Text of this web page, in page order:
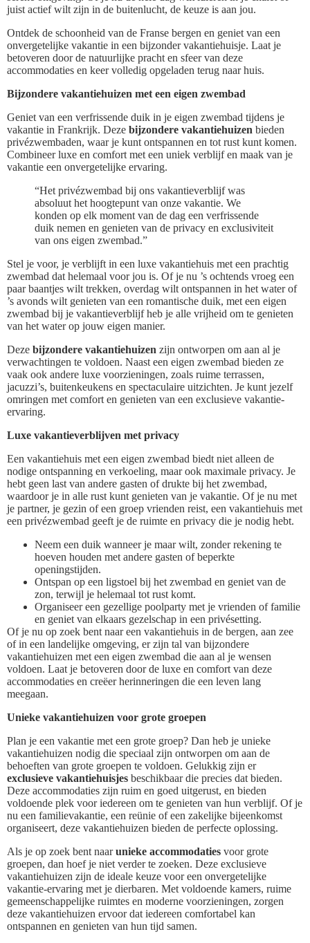
juist actief wilt zijn in de buitenlucht, de keuze is aan jou.
Ontdek de schoonheid van de Franse bergen en geniet van een
onvergetelijke vakantie in een bijzonder vakantiehuisje. Laat je
betoveren door de natuurlijke pracht en sfeer van deze
accommodaties en keer volledig opgeladen terug naar huis.
Bijzondere vakantiehuizen met een eigen zwembad
Geniet van een verfrissende duik in je eigen zwembad tijdens je
vakantie in Frankrijk. Deze bijzondere vakantiehuizen bieden
privézwembaden, waar je kunt ontspannen en tot rust kunt komen.
Combineer luxe en comfort met een uniek verblijf en maak van je
vakantie een onvergetelijke ervaring.
“Het privézwembad bij ons vakantieverblijf was
absoluut het hoogtepunt van onze vakantie. We
konden op elk moment van de dag een verfrissende
duik nemen en genieten van de privacy en exclusiviteit
van ons eigen zwembad.”
Stel je voor, je verblijft in een luxe vakantiehuis met een prachtig
zwembad dat helemaal voor jou is. Of je nu ’s ochtends vroeg een
paar baantjes wilt trekken, overdag wilt ontspannen in het water of
’s avonds wilt genieten van een romantische duik, met een eigen
zwembad bij je vakantieverblijf heb je alle vrijheid om te genieten
van het water op jouw eigen manier.
Deze bijzondere vakantiehuizen zijn ontworpen om aan al je
verwachtingen te voldoen. Naast een eigen zwembad bieden ze
vaak ook andere luxe voorzieningen, zoals ruime terrassen,
jacuzzi’s, buitenkeukens en spectaculaire uitzichten. Je kunt jezelf
omringen met comfort en genieten van een exclusieve vakantie-
ervaring.
Luxe vakantieverblijven met privacy
Een vakantiehuis met een eigen zwembad biedt niet alleen de
nodige ontspanning en verkoeling, maar ook maximale privacy. Je
hebt geen last van andere gasten of drukte bij het zwembad,
waardoor je in alle rust kunt genieten van je vakantie. Of je nu met
je partner, je gezin of een groep vrienden reist, een vakantiehuis met
een privézwembad geeft je de ruimte en privacy die je nodig hebt.
Neem een duik wanneer je maar wilt, zonder rekening te
hoeven houden met andere gasten of beperkte
openingstijden.
Ontspan op een ligstoel bij het zwembad en geniet van de
zon, terwijl je helemaal tot rust komt.
Organiseer een gezellige poolparty met je vrienden of familie
en geniet van elkaars gezelschap in een privésetting.
Of je nu op zoek bent naar een vakantiehuis in de bergen, aan zee
of in een landelijke omgeving, er zijn tal van bijzondere
vakantiehuizen met een eigen zwembad die aan al je wensen
voldoen. Laat je betoveren door de luxe en comfort van deze
accommodaties en creëer herinneringen die een leven lang
meegaan.
Unieke vakantiehuizen voor grote groepen
Plan je een vakantie met een grote groep? Dan heb je unieke
vakantiehuizen nodig die speciaal zijn ontworpen om aan de
behoeften van grote groepen te voldoen. Gelukkig zijn er
exclusieve vakantiehuisjes beschikbaar die precies dat bieden.
Deze accommodaties zijn ruim en goed uitgerust, en bieden
voldoende plek voor iedereen om te genieten van hun verblijf. Of je
nu een familievakantie, een reünie of een zakelijke bijeenkomst
organiseert, deze vakantiehuizen bieden de perfecte oplossing.
Als je op zoek bent naarunieke accommodaties voor grote
groepen, dan hoef je niet verder te zoeken. Deze exclusieve
vakantiehuizen zijn de ideale keuze voor een onvergetelijke
vakantie-ervaring met je dierbaren. Met voldoende kamers, ruime
gemeenschappelijke ruimtes en moderne voorzieningen, zorgen
deze vakantiehuizen ervoor dat iedereen comfortabel kan
ontspannen en genieten van hun tijd samen.